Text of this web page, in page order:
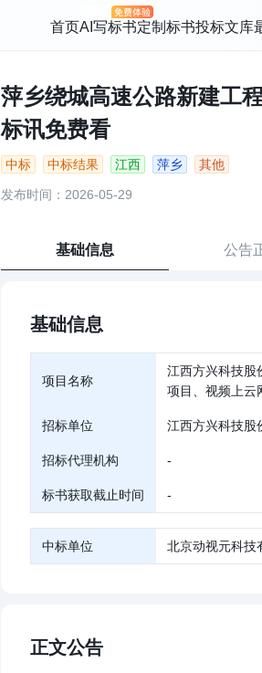
首页AI写标书定制标书投标文库
萍乡绕城高速公路新建工
标讯免费看
中标 中标结果 江西 萍乡 其他
发布时间：2026-05-29
基础信息 公告
基础信息
项目名称
江西方兴科技股
项目、视频上云
招标单位 江西方兴科技股
招标代理机构 -
标书获取截止时间 -
中标单位 北京动视元科技
正文公告